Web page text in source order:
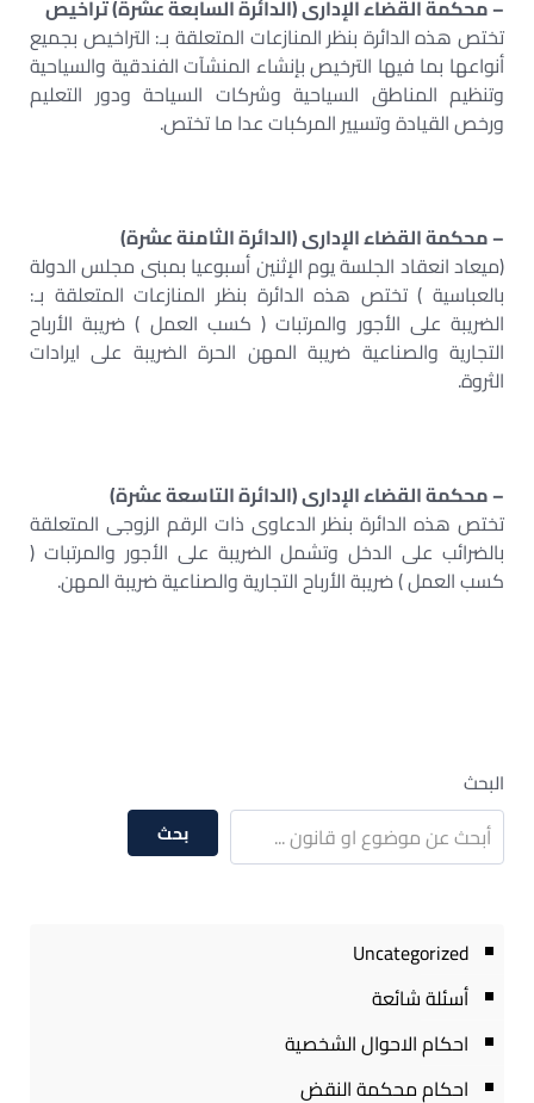
– محكمة القضاء الإدارى (الدائرة السابعة عشرة) تراخيص
تختص هذه الدائرة بنظر المنازعات المتعلقة بـ: التراخيص بجميع
أنواعها بما فيها الترخيص بإنشاء المنشآت الفندقية والسياحية
وتنظيم المناطق السياحية وشركات السياحة ودور التعليم
ورخص القيادة وتسيير المركبات عدا ما تختص.
– محكمة القضاء الإدارى (الدائرة الثامنة عشرة)
(ميعاد انعقاد الجلسة يوم الإثنين أسبوعيا بمبنى مجلس الدولة
بالعباسية ) تختص هذه الدائرة بنظر المنازعات المتعلقة بـ:
الضريبة على الأجور والمرتبات ( كسب العمل ) ضريبة الأرباح
التجارية والصناعية ضريبة المهن الحرة الضريبة على ايرادات
الثروة.
– محكمة القضاء الإدارى (الدائرة التاسعة عشرة)
تختص هذه الدائرة بنظر الدعاوى ذات الرقم الزوجى المتعلقة
بالضرائب على الدخل وتشمل الضريبة على الأجور والمرتبات (
كسب العمل ) ضريبة الأرباح التجارية والصناعية ضريبة المهن.
البحث
بحث
Uncategorized
أسئلة شائعة
احكام الاحوال الشخصية
احكام محكمة النقض